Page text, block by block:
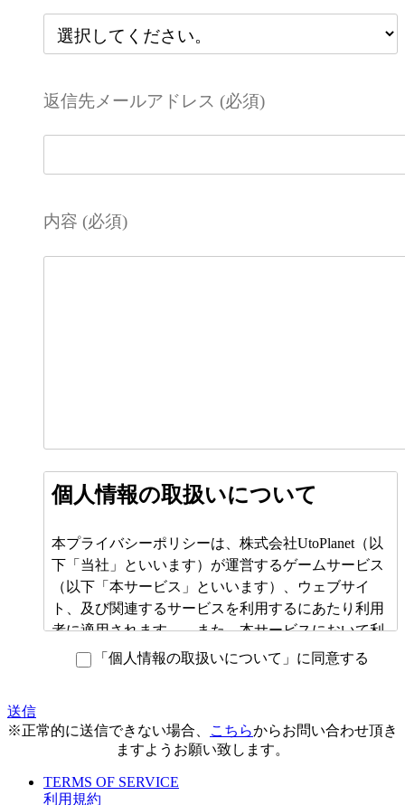
返信先メールアドレス (必須)
内容 (必須)
個人情報の取扱いについて
本プライバシーポリシーは、株式会社UtoPlanet（以
下「当社」といいます）が運営するゲームサービス
（以下「本サービス」といいます）、ウェブサイ
ト、及び関連するサービスを利用するにあたり利用
者に適用されます。 また、本サービスにおいて利
用者から取得した利用情報は、本プライバシーポリ
安心してご利用いただくため、以下の基本方針に基
づき、利用情報の取扱いに万全を期して参ります。
「個人情報の取扱いについて」に同意する
送信
※正常的に送信できない場合、
こちらからお問い合わせ頂き
ますようお願い致します。
TERMS OF SERVICE
利用規約